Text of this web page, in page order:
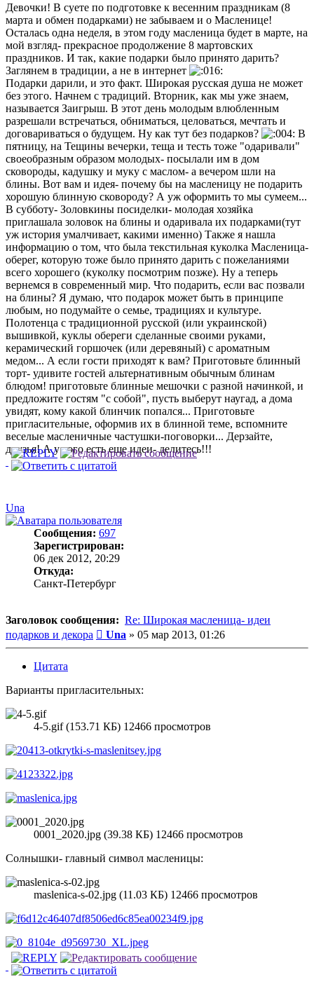
Девочки! В суете по подготовке к весенним праздникам (8
марта и обмен подарками) не забываем и о Масленице!
Осталась одна неделя, в этом году масленица будет в марте, на
мой взгляд- прекрасное продолжение 8 мартовских
праздников. И так, какие подарки было принято дарить?
Заглянем в традиции, а не в интернет
Подарки дарили, и это факт. Широкая русская душа не может
без этого. Начнем с традиций. Вторник, как мы уже знаем,
называется Заигрыш. В этот день молодым влюбленным
разрешали встречаться, обниматься, целоваться, мечтать и
договариваться о будущем. Ну как тут без подарков?
В
пятницу, на Тещины вечерки, теща и тесть тоже "одаривали"
своеобразным образом молодых- посылали им в дом
сковороды, кадушку и муку с маслом- а вечером шли на
блины. Вот вам и идея- почему бы на масленицу не подарить
хорошую блинную сковороду? А уж оформить то мы сумеем...
В субботу- Золовкины посиделки- молодая хозяйка
приглашала золовок на блины и одаривала их подарками(тут
уж история умалчивает, какими именно) Также я нашла
информацию о том, что была текстильная куколка Масленица-
оберег, которую тоже было принято дарить с пожеланиями
всего хорошего (куколку посмотрим позже). Ну а теперь
вернемся в современный мир. Что подарить, если вас позвали
на блины? Я думаю, что подарок может быть в принципе
любым, но подумайте о семье, традициях и культуре.
Полотенца с традиционной русской (или украинской)
вышивкой, куклы обереги сделанные своими руками,
керамический горшочек (или деревяный) с ароматным
медом... А если гости приходят к вам? Приготовьте блинный
торт- удивите гостей альтернативным обычным блинам
блюдом! приготовьте блинные мешочки с разной начинкой, и
предложите гостям "с собой", пусть выберут наугад, а дома
увидят, кому какой блинчик попался... Приготовьте
пригласительные, оформив их в блинной теме, вспомните
веселые масленичные частушки-поговорки... Дерзайте,
друзья! А у кого есть еще идеи- делитесь!!!
Una
Сообщения: 697
Зарегистрирован:
06 дек 2012, 20:29
Откуда:
Санкт-Петербург
Заголовок сообщения: Re: Широкая масленица- идеи
подарков и декора
Сообщение
Una » 05 мар 2013, 01:26
Цитата
Варианты пригласительных:
4-5.gif (153.71 КБ) 12466 просмотров
0001_2020.jpg (39.38 КБ) 12466 просмотров
Солнышки- главный символ масленицы:
maslenica-s-02.jpg (11.03 КБ) 12466 просмотров